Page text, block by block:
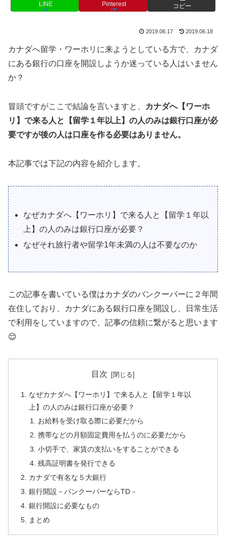
LINE Pinterest コピー
2019.06.17 2019.06.18
カナダへ留学・ワーホリに来ようとしている方で、カナダ
にある銀行の口座を開設しようか迷っている人はいません
か？
冒頭ですがここで結論を言いますと、
カナダへ【ワーホ
リ】で来る人と【留学１年以上】の人のみは銀行口座が必
要ですが後の人は口座を作る必要はありません。
本記事では下記の内容を紹介します。
なぜカナダへ【ワーホリ】で来る人と【留学１年以
上】の人のみは銀行口座が必要？
なぜそれ旅行者や留学1年未満の人は不要なのか
この記事を書いている僕はカナダのバンクーバーに２年間
在住しており、カナダにある銀行口座を開設し、日常生活
で利用をしていますので、記事の信頼に繋がると思います
😌
目次
なぜカナダへ【ワーホリ】で来る人と【留学１年以
上】の人のみは銀行口座が必要？
お給料を受け取る際に必要だから
携帯などの月額固定費用を払うのに必要だから
小切手で、家賃の支払いをすることができる
残高証明書を発行できる
カナダで有名な５大銀行
銀行開設－バンクーバーならTD－
銀行開設に必要なもの
まとめ